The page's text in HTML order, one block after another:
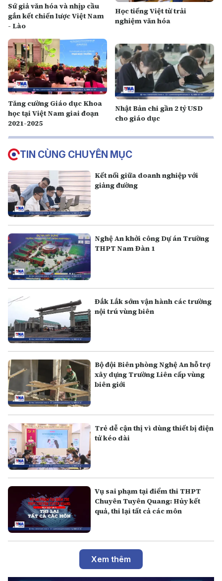
Sứ giả văn hóa và nhịp cầu
gắn kết chiến lược Việt Nam
- Lào
Học tiếng Việt từ trải
nghiệm văn hóa
Tăng cường Giáo dục Khoa
học tại Việt Nam giai đoạn
2021-2025
Nhật Bản chi gần 2 tỷ USD
cho giáo dục
TIN CÙNG CHUYÊN MỤC
Kết nối giữa doanh nghiệp với
giảng đường
Nghệ An khởi công Dự án Trường
THPT Nam Đàn 1
Đắk Lắk sớm vận hành các trường
nội trú vùng biên
Bộ đội Biên phòng Nghệ An hỗ trợ
xây dựng Trường Liên cấp vùng
biên giới
Trẻ dễ cận thị vì dùng thiết bị điện
tử kéo dài
Vụ sai phạm tại điểm thi THPT
Chuyên Tuyên Quang: Hủy kết
quả, thi lại tất cả các môn
Xem thêm